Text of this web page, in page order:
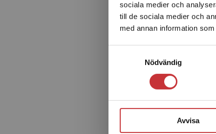
sociala medier och
till de sociala medier och
med annan information
Nödvändig
Avvisa